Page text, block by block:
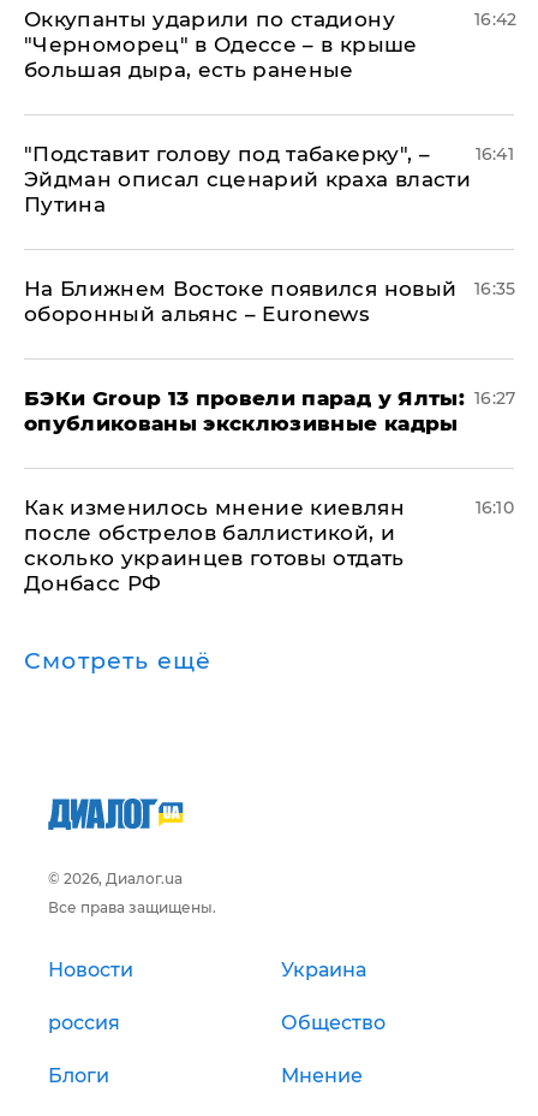
Оккупанты ударили по стадиону
"Черноморец" в Одессе – в крыше
большая дыра, есть раненые
16:42
​"Подставит голову под табакерку", –
Эйдман описал сценарий краха власти
Путина
16:41
На Ближнем Востоке появился новый
оборонный альянс – Euronews
16:35
​БЭКи Group 13 провели парад у Ялты:
опубликованы эксклюзивные кадры
16:27
Как изменилось мнение киевлян
после обстрелов баллистикой, и
сколько украинцев готовы отдать
Донбасс РФ
16:10
Смотреть ещё
© 2026, Диалог.ua
Все права защищены.
Новости Украина
россия Общество
Блоги Мнение